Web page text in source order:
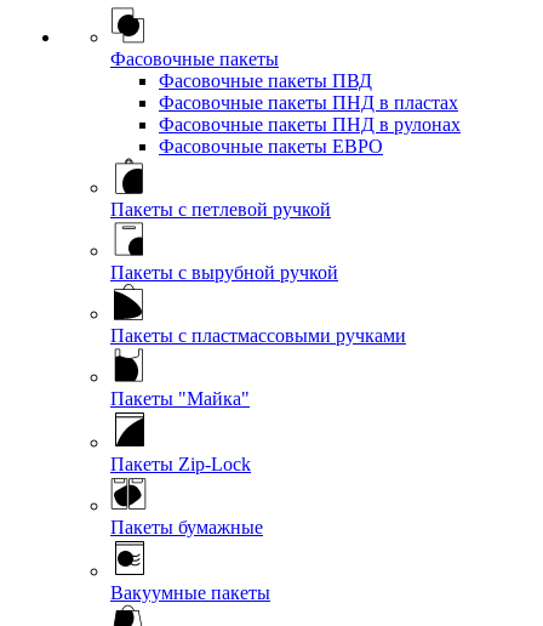
Фасовочные пакеты
Фасовочные пакеты ПВД
Фасовочные пакеты ПНД в пластах
Фасовочные пакеты ПНД в рулонах
Фасовочные пакеты ЕВРО
Пакеты с петлевой ручкой
Пакеты с вырубной ручкой
Пакеты с пластмассовыми ручками
Пакеты "Майка"
Пакеты Zip-Lock
Пакеты бумажные
Вакуумные пакеты